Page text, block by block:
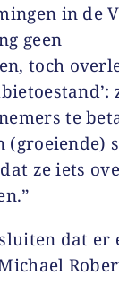
in de
geen
toch
te
(groeiende)
ze iets
dat er